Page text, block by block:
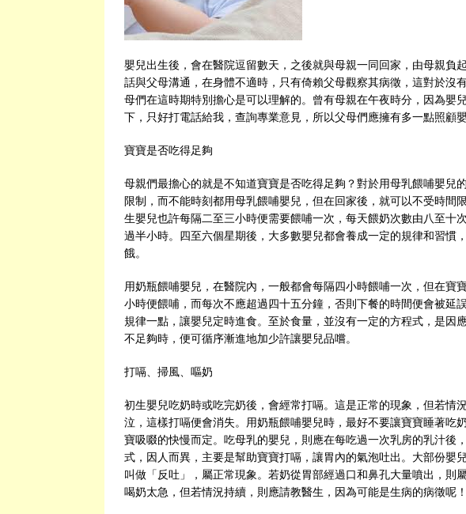
嬰兒出生後，會在醫院逗留數天，之後就與母親一同回家，由母親負
話與父母溝通，在身體不適時，只有倚賴父母觀察其病徵，這對於沒
母們在這時期特別擔心是可以理解的。曾有母親在午夜時分，因為嬰
下，只好打電話給我，查詢專業意見，所以父母們應擁有多一點照顧
寶寶是否吃得足夠
母親們最擔心的就是不知道寶寶是否吃得足夠？對於用母乳餵哺嬰兒
限制，而不能時刻都用母乳餵哺嬰兒，但在回家後，就可以不受時間
生嬰兒也許每隔二至三小時便需要餵哺一次，每天餵奶次數由八至十
過半小時。四至六個星期後，大多數嬰兒都會養成一定的規律和習慣
餓。
用奶瓶餵哺嬰兒，在醫院內，一般都會每隔四小時餵哺一次，但在寶
小時便餵哺，而每次不應超過四十五分鐘，否則下餐的時間便會被延
規律一點，讓嬰兒定時進食。至於食量，並沒有一定的方程式，是因
不足夠時，便可循序漸進地加少許讓嬰兒品嚐。
打嗝、掃風、嘔奶
初生嬰兒吃奶時或吃完奶後，會經常打嗝。這是正常的現象，但若情
泣，這樣打嗝便會消失。用奶瓶餵哺嬰兒時，最好不要讓寶寶睡著吃
寶吸啜的快慢而定。吃母乳的嬰兒，則應在每吃過一次乳房的乳汁後
式，因人而異，主要是幫助寶寶打嗝，讓胃內的氣泡吐出。大部份嬰
叫做「反吐」，屬正常現象。若奶從胃部經過口和鼻孔大量噴出，則
喝奶太急，但若情況持續，則應請教醫生，因為可能是生病的病徵呢！